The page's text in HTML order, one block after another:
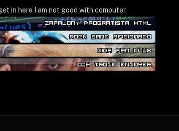
in here I am not good with computer.